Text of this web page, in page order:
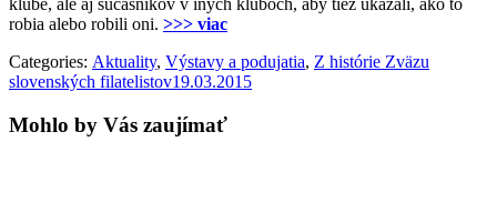
robia alebo robili oni. >>> viac
Categories: Aktuality, Výstavy a podujatia, Z histórie Zväzu
slovenských filatelistov19.03.2015
Mohlo by Vás zaujímať